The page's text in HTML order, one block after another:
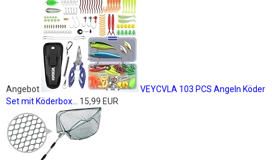
Angebot
VEYCVLA 103 PCS Angeln Köder
Set mit Köderbox...
15,99 EUR